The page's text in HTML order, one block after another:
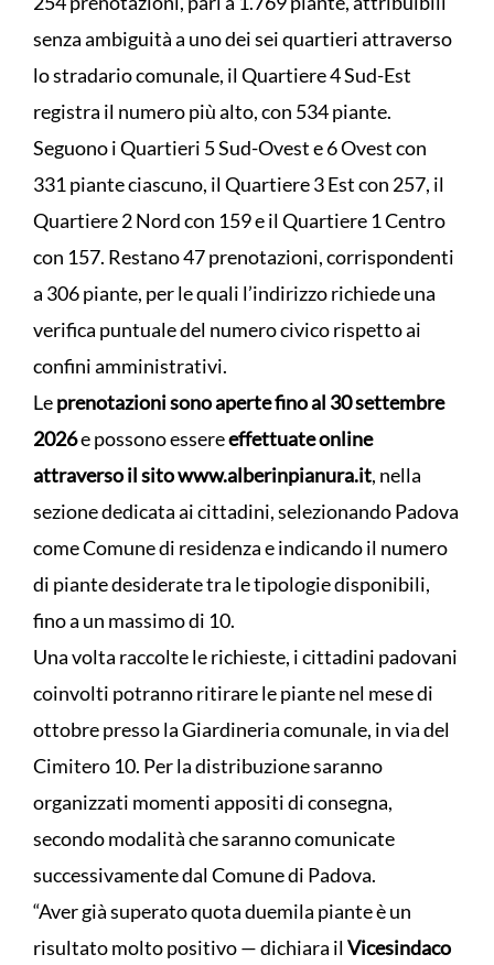
senza ambiguità a uno dei sei quartieri attraverso
lo stradario comunale, il Quartiere 4 Sud-Est
registra il numero più alto, con 534 piante.
Seguono i Quartieri 5 Sud-Ovest e 6 Ovest con
331 piante ciascuno, il Quartiere 3 Est con 257, il
Quartiere 2 Nord con 159 e il Quartiere 1 Centro
con 157. Restano 47 prenotazioni, corrispondenti
a 306 piante, per le quali l’indirizzo richiede una
verifica puntuale del numero civico rispetto ai
confini amministrativi.
Leprenotazioni sono aperte fino al 30 settembre
2026e possono essereeffettuate online
attraverso il sito www.alberinpianura.it, nella
sezione dedicata ai cittadini, selezionando Padova
come Comune di residenza e indicando il numero
di piante desiderate tra le tipologie disponibili,
fino a un massimo di 10.
Una volta raccolte le richieste, i cittadini padovani
coinvolti potranno ritirare le piante nel mese di
ottobre presso la Giardineria comunale, in via del
Cimitero 10. Per la distribuzione saranno
organizzati momenti appositi di consegna,
secondo modalità che saranno comunicate
successivamente dal Comune di Padova.
“Aver già superato quota duemila piante è un
risultato molto positivo — dichiara ilVicesindaco